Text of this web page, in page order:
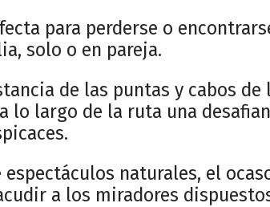
para perderse o
solo o en pareja.
de las puntas y cabos
lo largo de la ruta una
espectáculos naturales, el
a los miradores